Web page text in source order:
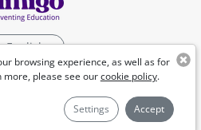
browsing experience, as well as for
more, please see ourcookie policy.
Settings Accept
English
2026